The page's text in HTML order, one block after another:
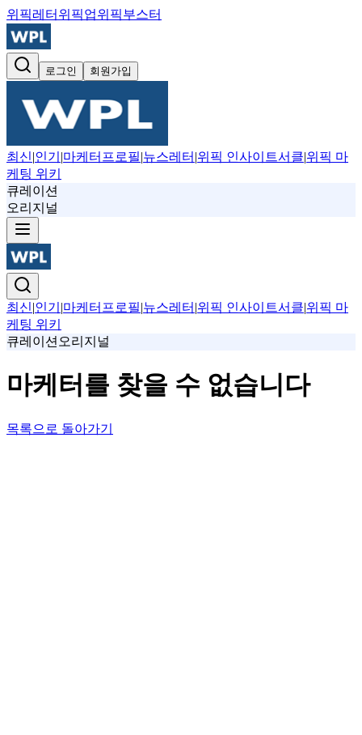
위픽레터 위픽업위픽부스터
로그인 회원가입
최신|인기 |마케터프로필|뉴스레터 |위픽 인사이트서클|위픽 마
케팅 위키
큐레이션
오리지널
최신|인기 |마케터프로필|뉴스레터 |위픽 인사이트서클|위픽 마
케팅 위키
큐레이션 오리지널
마케터를 찾을 수 없습니다
목록으로 돌아가기